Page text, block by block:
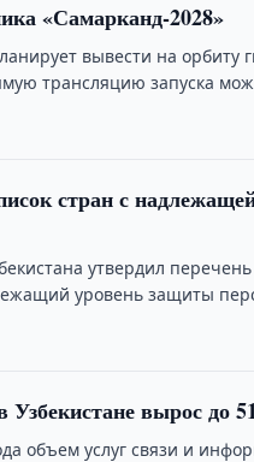
«Самарканд-2028»
вывести на орбиту
трансляцию запуска
стран с
утвердил
уровень защиты
Узбекистане вырос до
объем услуг связи и